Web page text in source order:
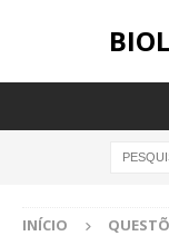
INÍCIO